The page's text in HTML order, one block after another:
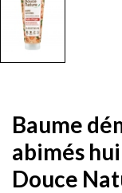
Baume
abimés
Douce